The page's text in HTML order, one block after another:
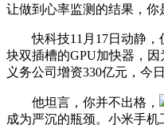
让做到心率监测的结果，你
快科技11月17日动静，仍
块双插槽的GPU加快器，
义务公司增资330亿元，今
他坦言，你并不出格，
成为严沉的瓶颈。小米手机